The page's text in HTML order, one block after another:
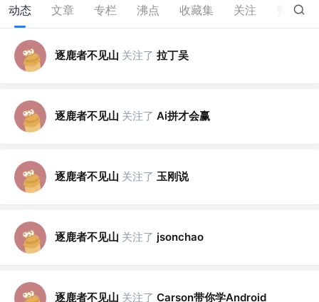
动态 文章 专栏 沸点 收藏集 关注 0
逐鹿者不见山 关注了 拉丁吴
逐鹿者不见山 关注了 Ai拼才会赢
逐鹿者不见山 关注了 玉刚说
逐鹿者不见山 关注了 jsonchao
逐鹿者不见山 关注了 Carson带你学Android